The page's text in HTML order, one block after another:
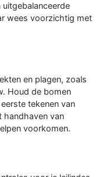
uitgebalanceerde
wees voorzichtig met
en plagen, zoals
Houd de bomen
tekenen van
handhaven van
voorkomen.